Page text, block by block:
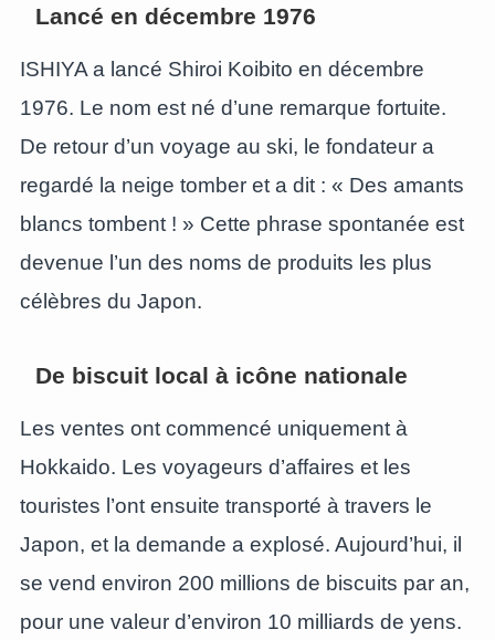
Lancé en décembre 1976
ISHIYA a lancé Shiroi Koibito en décembre
1976. Le nom est né d’une remarque fortuite.
De retour d’un voyage au ski, le fondateur a
regardé la neige tomber et a dit : « Des amants
blancs tombent ! » Cette phrase spontanée est
devenue l’un des noms de produits les plus
célèbres du Japon.
De biscuit local à icône nationale
Les ventes ont commencé uniquement à
Hokkaido. Les voyageurs d’affaires et les
touristes l’ont ensuite transporté à travers le
Japon, et la demande a explosé. Aujourd’hui, il
se vend environ 200 millions de biscuits par an,
pour une valeur d’environ 10 milliards de yens.